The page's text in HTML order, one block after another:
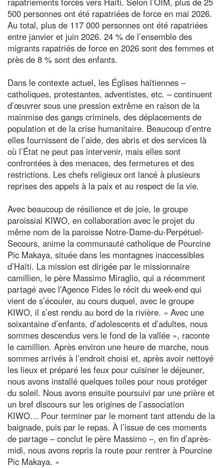
500 personnes ont été rapatriées de force en mai 2026.
Au total, plus de 117 000 personnes ont été rapatriées
entre janvier et juin 2026. 24 % de l’ensemble des
migrants rapatriés de force en 2026 sont des femmes et
près de 8 % sont des enfants.
Dans le contexte actuel, les Églises haïtiennes –
catholiques, protestantes, adventistes, etc. – continuent
d’œuvrer sous une pression extrême en raison de la
mainmise des gangs criminels, des déplacements de
population et de la crise humanitaire. Beaucoup d’entre
elles fournissent de l’aide, des abris et des services là
où l’État ne peut pas intervenir, mais elles sont
confrontées à des menaces, des fermetures et des
restrictions. Les chefs religieux ont lancé à plusieurs
reprises des appels à la paix et au respect de la vie.
Avec beaucoup de résilience et de joie, le groupe
paroissial KIWO, en collaboration avec le projet du
même nom de la paroisse Notre-Dame-du-Perpétuel-
Secours, anime la communauté catholique de Pourcine
Pic Makaya, située dans les montagnes inaccessibles
d’Haïti. La mission est dirigée par le missionnaire
camillien, le père Massimo Miraglio, qui a récemment
partagé avec l’Agence Fides le récit du week-end qui
vient de s’écouler, au cours duquel, avec le groupe
KIWO, il s’est rendu au bord de la rivière. « Avec une
soixantaine d’enfants, d’adolescents et d’adultes, nous
sommes descendus vers le fond de la vallée », raconte
le camillien. Après environ une heure de marche, nous
sommes arrivés à l’endroit choisi et, après avoir nettoyé
les lieux et préparé les feux pour cuisiner le déjeuner,
nous avons installé quelques toiles pour nous protéger
du soleil. Nous avons ensuite poursuivi par une prière et
un bref discours sur les origines de l’association
KIWO… Pour terminer par le moment tant attendu de la
baignade, puis par le repas. À l’issue de ces moments
de partage – conclut le père Massimo –, en fin d’après-
midi, nous avons repris la route pour rentrer à Pourcine
Pic Makaya. »